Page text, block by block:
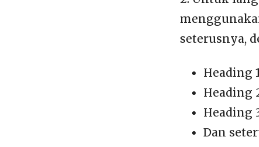
seterusnya,
Heading
Heading
Heading
Dan